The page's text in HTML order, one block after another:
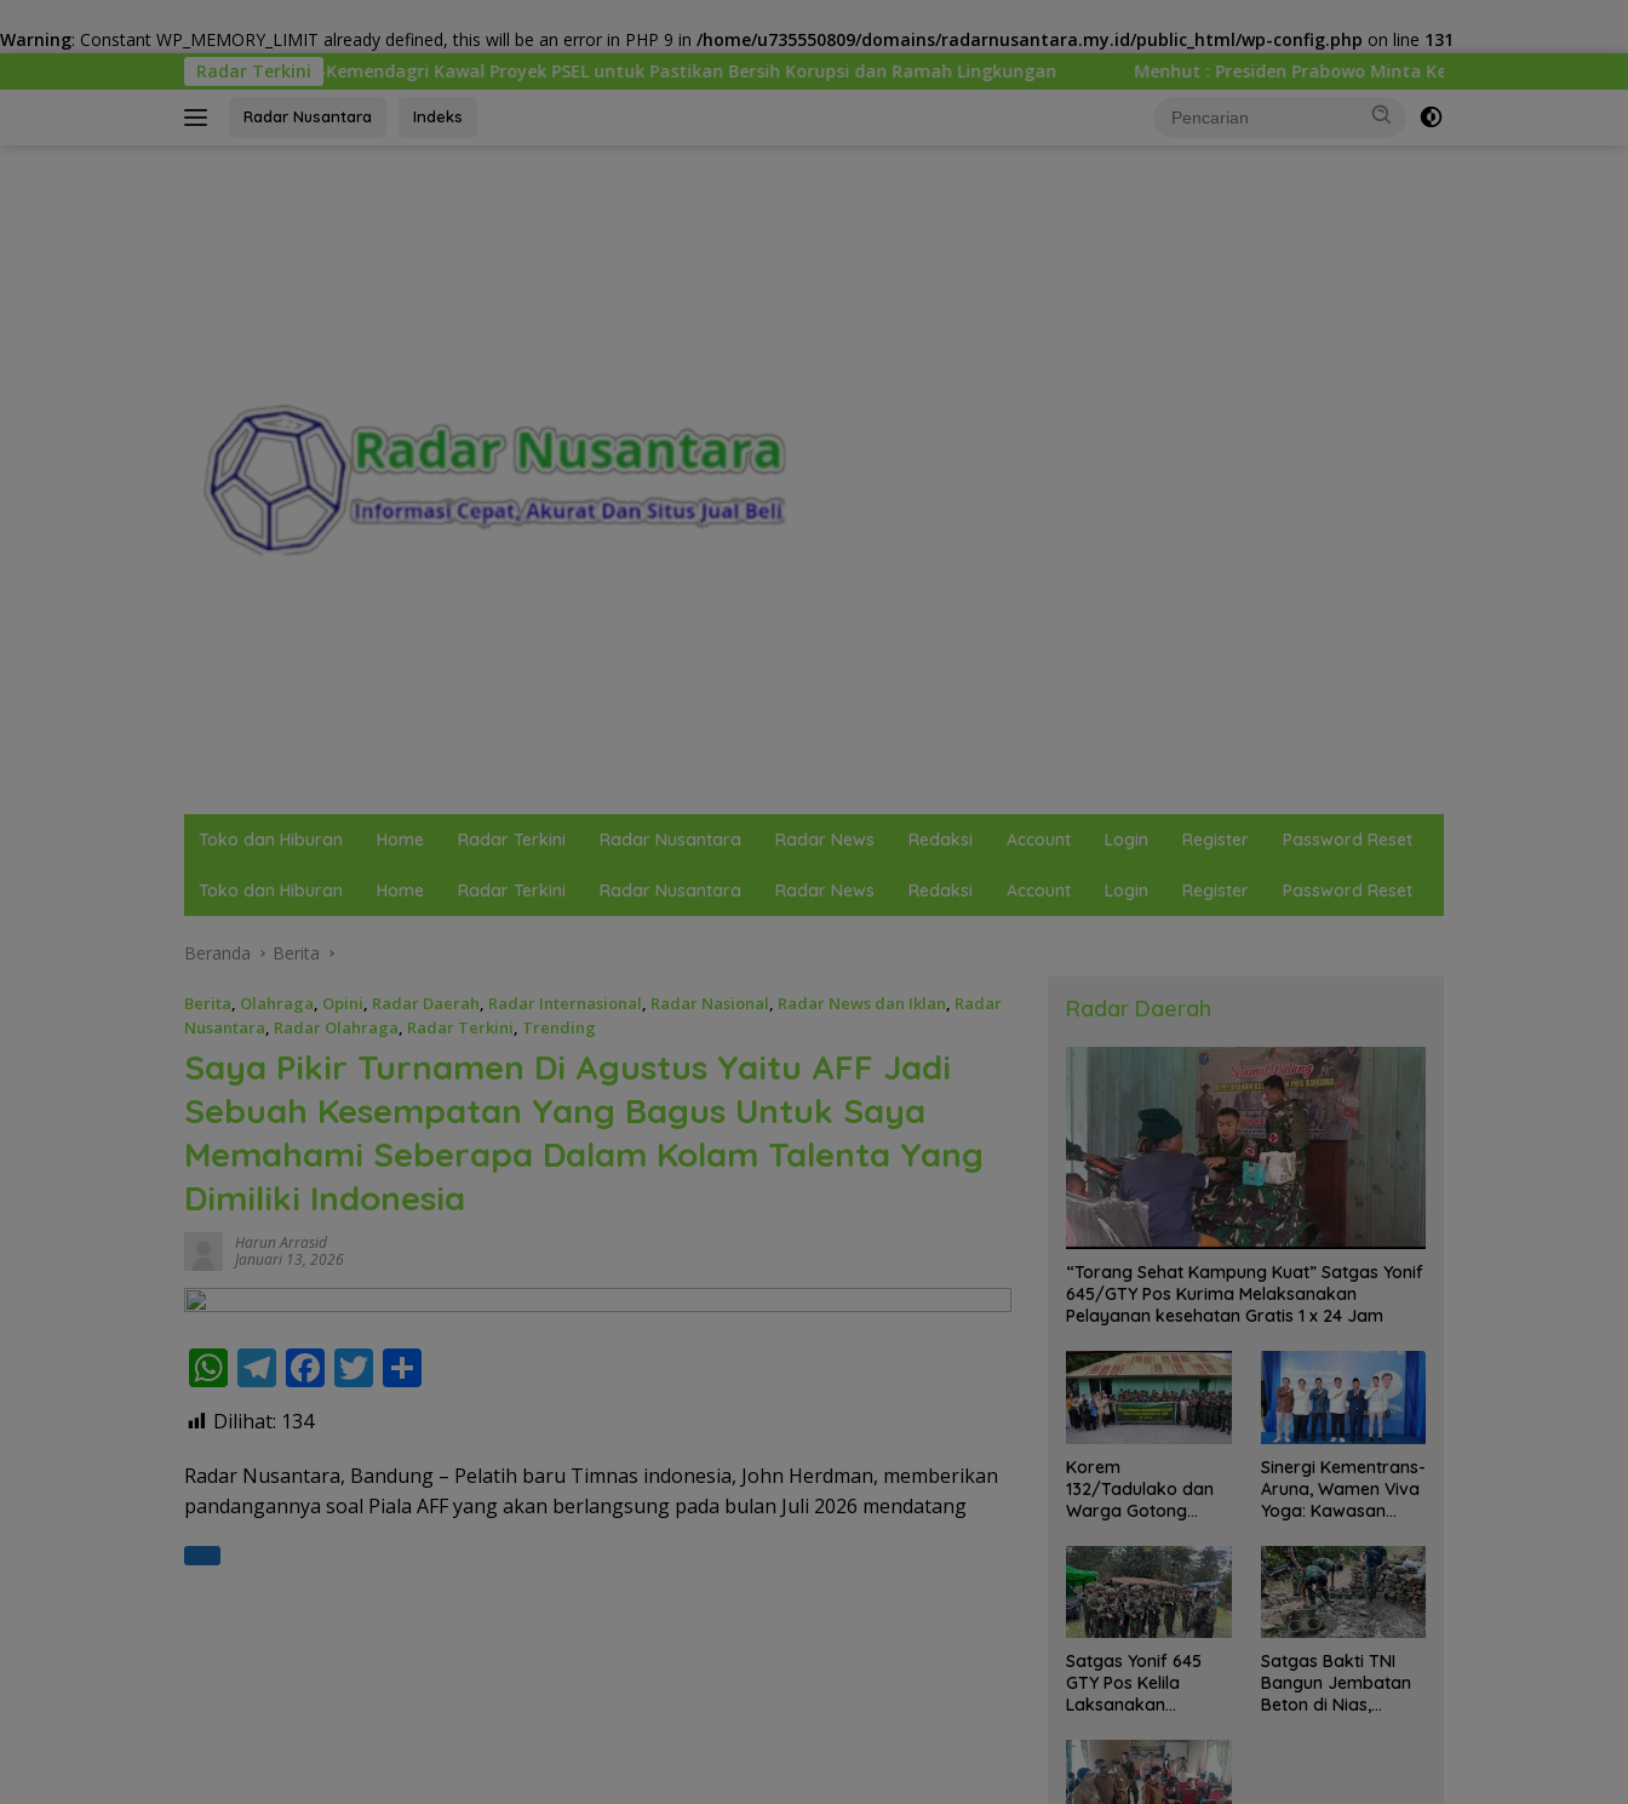
Warning: Constant WP_MEMORY_LIMIT already defined, this will be an error in PHP 9 in /home/u735550809/domains/radarnusantara.my.id/public_html/wp-config.php on line 131
ke
Radar Terkini
KPK-Kemendagri Kawal Proyek PSEL untuk Pastikan Bersih Korupsi dan Ramah Lingkungan Menhut : Presiden Prabowo Minta Kemenhut Bangun Tata Kelola Kehutanan
Radar Nusantara Indeks
Toko dan Hiburan Home Radar Terkini Radar Nusantara Radar News Redaksi Account Login Register Password Reset
Toko dan Hiburan Home Radar Terkini Radar Nusantara Radar News Redaksi Account Login Register Password Reset
Beranda Berita
Berita, Olahraga, Opini, Radar Daerah, Radar Internasional, Radar Nasional, Radar News dan Iklan, Radar
Nusantara, Radar Olahraga, Radar Terkini, Trending
Saya Pikir Turnamen Di Agustus Yaitu AFF Jadi
Sebuah Kesempatan Yang Bagus Untuk Saya
Memahami Seberapa Dalam Kolam Talenta Yang
Dimiliki Indonesia
Harun Arrasid
Januari 13, 2026
W
h
at
s
A
T
el
e
gr
a
F
b
o
T
er e
Dilihat: 134
Radar Nusantara, Bandung – Pelatih baru Timnas indonesia, John Herdman, memberikan
pandangannya soal Piala AFF yang akan berlangsung pada bulan Juli 2026 mendatang
Radar Daerah
“Torang Sehat Kampung Kuat” Satgas Yonif
645/GTY Pos Kurima Melaksanakan
Pelayanan kesehatan Gratis 1 x 24 Jam
Korem
132/Tadulako dan
Warga Gotong
Gedung Juang Palu
Sinergi Kementrans-
Aruna, Wamen Viva
Yoga: Kawasan
Sukses Ekspor
Rajungan Ke Pasar
Global
Satgas Yonif 645
GTY Pos Kelila
Laksanakan
Anjangsana
Ketempat Tokoh
Adat dan Lurah
Satgas Bakti TNI
Bangun Jembatan
Beton di Nias,